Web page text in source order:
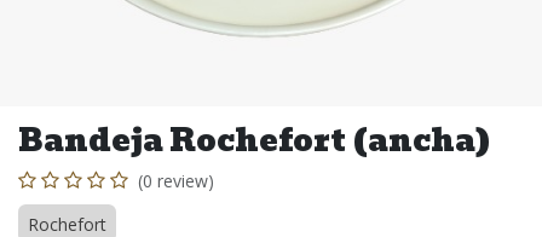
Bandeja Rochefort (ancha)
(0 review)
Rochefort